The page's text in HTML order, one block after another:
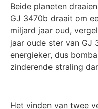
Beide planeten
GJ 3470b draait om
miljard jaar oud,
jaar oude ster van GJ
energieker, dus
zinderende straling
Het vinden van twee